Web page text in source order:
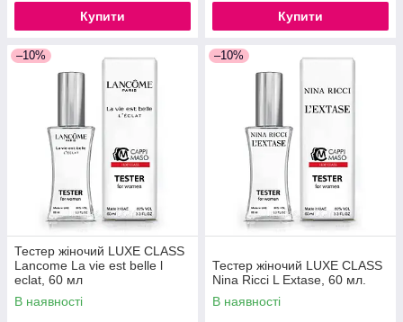
Купити Купити
–10%
Тестер жіночий LUXE CLASS
Lancome La vie est belle l
eclat, 60 мл
В наявності
–10%
Тестер жіночий LUXE CLASS
Nina Ricci L Extase, 60 мл.
В наявності